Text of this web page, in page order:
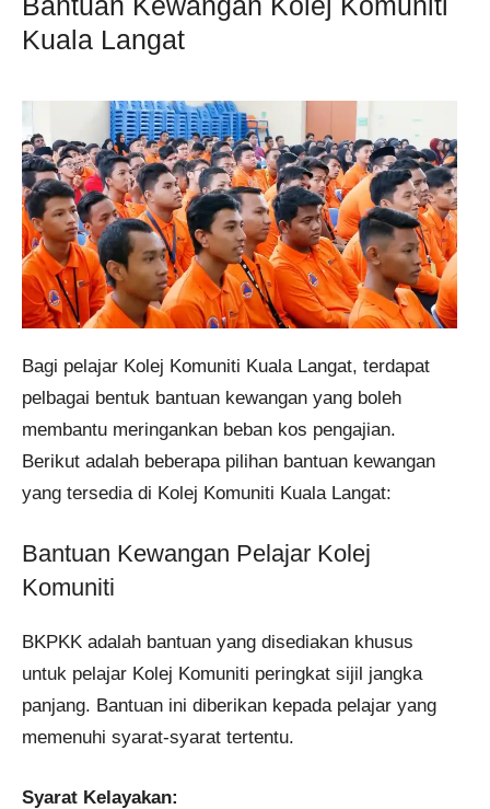
Kuala Langat
Bagi pelajar Kolej Komuniti Kuala Langat, terdapat
pelbagai bentuk bantuan kewangan yang boleh
membantu meringankan beban kos pengajian.
Berikut adalah beberapa pilihan bantuan kewangan
yang tersedia di Kolej Komuniti Kuala Langat:​
Bantuan Kewangan Pelajar Kolej
Komuniti
BKPKK adalah bantuan yang disediakan khusus
untuk pelajar Kolej Komuniti peringkat sijil jangka
panjang. Bantuan ini diberikan kepada pelajar yang
memenuhi syarat-syarat tertentu.
Syarat Kelayakan: